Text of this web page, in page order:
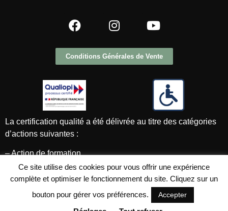
Conditions Générales de Vente
La certification qualité a été délivrée au titre des catégories
d’actions suivantes :
– Action de formation
– Action de formation par l’apprentissage au sens de l’article
L6211-2
Ce site utilise des cookies pour vous offrir une expérience
complète et optimiser le fonctionnement du site. Cliquez sur un
bouton pour gérer vos préférences.
Accepter